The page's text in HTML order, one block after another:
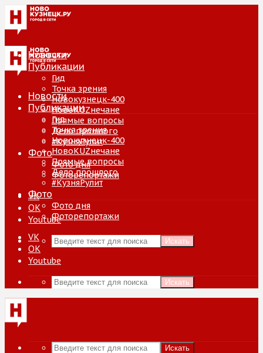
Новости
Публикации
Гид
Точка зрения
Новокузнецк-400
НовоKUZнечане
Прямые вопросы
Дело прошлого
#КузняРулит
Фото
Фото дня
Фоторепортажи
VK
ОК
Youtube
Искать
Новости
Публикации
Гид
Точка зрения
Новокузнецк-400
НовоKUZнечане
Прямые вопросы
Дело прошлого
#КузняРулит
Фото
Фото дня
Фоторепортажи
VK
ОК
Youtube
Искать
Искать